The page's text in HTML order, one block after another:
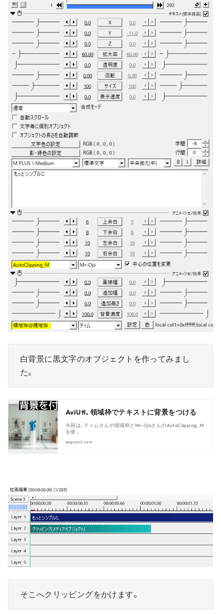
白背景に黒文字のオブジェクトを作ってみまし
た。
AviUtl、領域枠でテキストに背景をつける
今回は、ティムさんの領域枠とMr-OjiiさんのAutoClipping_M
を使…
seguimiii.com
そこへクリッピングをかけます。